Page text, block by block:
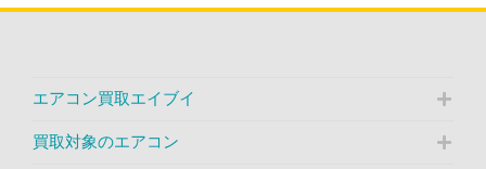
エアコン買取エイブイ
買取対象のエアコン